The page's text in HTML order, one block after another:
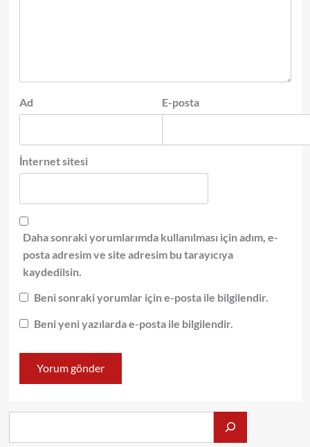
Ad E-posta
İnternet sitesi
Daha sonraki yorumlarımda kullanılması için adım, e-
posta adresim ve site adresim bu tarayıcıya
kaydedilsin.
Beni sonraki yorumlar için e-posta ile bilgilendir.
Beni yeni yazılarda e-posta ile bilgilendir.